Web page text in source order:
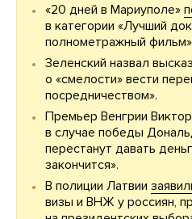
«20 дней в Мариуполе»
в категории «Лучший
полнометражный
Зеленский назвал
о «смелости» вести
посредничеством».
Премьер Венгрии
в случае победы
перестанут давать
закончится».
В полиции Латвии
визы и ВНЖ у россиян,